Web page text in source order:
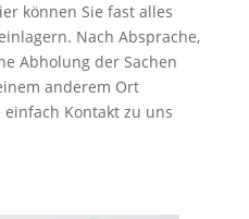
können Sie fast alles
Nach Absprache,
Abholung der Sachen
anderem Ort
Kontakt zu uns